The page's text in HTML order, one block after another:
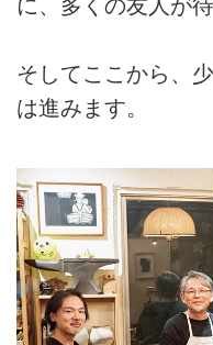
に、多くの友人が
そしてここから、
は進みます。